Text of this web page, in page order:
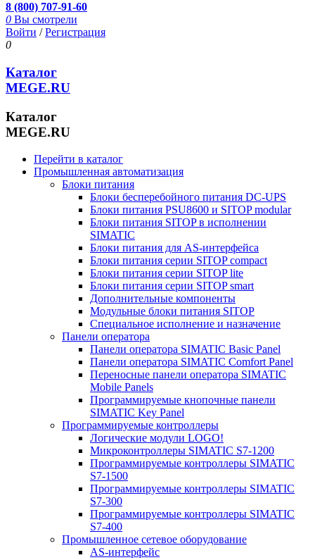
8 (800) 707-91-60
0 Вы смотрели
Войти /Регистрация
0
Каталог
MEGE.RU
Каталог
MEGE.RU
Перейти в каталог
Промышленная автоматизация
Блоки питания
Блоки бесперебойного питания DC-UPS
Блоки питания PSU8600 и SITOP modular
Блоки питания SITOP в исполнении
SIMATIC
Блоки питания для AS-интерфейса
Блоки питания серии SITOP compact
Блоки питания серии SITOP lite
Блоки питания серии SITOP smart
Дополнительные компоненты
Модульные блоки питания SITOP
Специальное исполнение и назначение
Панели оператора
Панели оператора SIMATIC Basic Panel
Панели оператора SIMATIC Comfort Panel
Переносные панели оператора SIMATIC
Mobile Panels
Программируемые кнопочные панели
SIMATIC Key Panel
Программируемые контроллеры
Логические модули LOGO!
Микроконтроллеры SIMATIC S7-1200
Программируемые контроллеры SIMATIC
S7-1500
Программируемые контроллеры SIMATIC
S7-300
Программируемые контроллеры SIMATIC
S7-400
Промышленное сетевое оборудование
AS-интерфейс